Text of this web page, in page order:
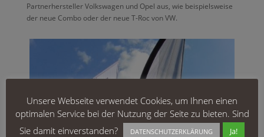
Partnerhersteller Volkswagen und Opel aus, wie beispielsweise
der neue Combo oder der neue T-Roc von VW.
Unsere Webseite verwendet Cookies, um Ihnen einen
optimalen Service bei der Nutzung der Seite zu bieten. Sind
Sie damit einverstanden?
DATENSCHUTZERKLÄRUNG Ja!